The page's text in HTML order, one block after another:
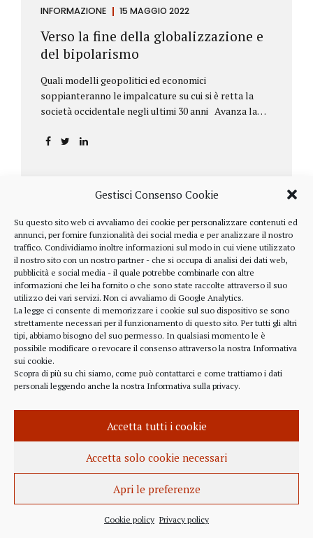
Gestisci Consenso Cookie
Su questo sito web ci avvaliamo dei cookie per personalizzare contenuti ed
annunci, per fornire funzionalità dei social media e per analizzare il nostro
traffico. Condividiamo inoltre informazioni sul modo in cui viene utilizzato
il nostro sito con un nostro partner - che si occupa di analisi dei dati web,
pubblicità e social media - il quale potrebbe combinarle con altre
informazioni che lei ha fornito o che sono state raccolte attraverso il suo
utilizzo dei vari servizi. Non ci avvaliamo di Google Analytics.
La legge ci consente di memorizzare i cookie sul suo dispositivo se sono
strettamente necessari per il funzionamento di questo sito. Per tutti gli altri
tipi, abbiamo bisogno del suo permesso. In qualsiasi momento le è
possibile modificare o revocare il consenso attraverso la nostra Informativa
sui cookie.
Scopra di più su chi siamo, come può contattarci e come trattiamo i dati
personali leggendo anche la nostra Informativa sulla privacy.
Accetta tutti i cookie
Accetta solo cookie necessari
Apri le preferenze
Cookie policy Privacy policy
INFORMAZIONE 15 MAGGIO 2022
Verso la fine della globalizzazione e
del bipolarismo
Quali modelli geopolitici ed economici
soppianteranno le impalcature su cui si è retta la
società occidentale negli ultimi 30 anni Avanza la
aprile ha fatto parecchio discutere il discorso che
una lettera annuale che Fink ha inviato agli
investitori, nella quale fa il punto sulla situazione
geopolitica ed economica globale, accompagnata da
alcune considerazioni sui profitti generati dalle
scelte finanziarie operate dal fondo BlackRock.
Occorre leggere molto attentamente il testo della
lettera
(https://www.blackrock.com/corporate/investor-
relations/larry-fink-chairmans-letter). Fink afferma
chiaramente che...
INFORMAZIONE 27 APRILE 2022
Istanza per l’abrogazione
dell’obbligo vaccinale al Governo
Italiano e alla Commissione Europea
Europea per l’abrogazione della normativa